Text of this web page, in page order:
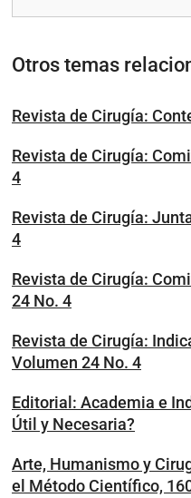
Otros temas
Revista de Cirugía:
Revista de Cirugía:
4
Revista de Cirugía:
4
Revista de Cirugía:
24 No. 4
Revista de Cirugía:
Volumen 24 No. 4
Editorial: Academia e
Útil y Necesaria?
Arte, Humanismo y
el Método Científico,